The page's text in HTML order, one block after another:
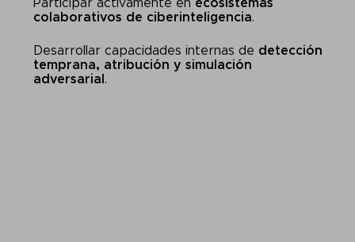
Participar activamente en ecosistemas
colaborativos de ciberinteligencia.
Desarrollar capacidades internas de detección
temprana, atribución y simulación
adversarial .